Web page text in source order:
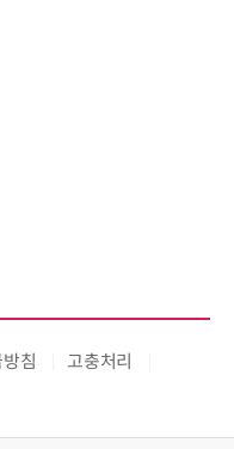
침
고충처리